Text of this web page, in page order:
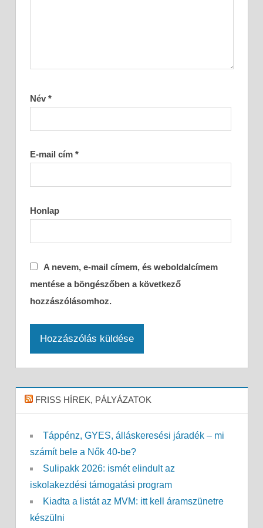
Név *
E-mail cím *
Honlap
A nevem, e-mail címem, és weboldalcímem
mentése a böngészőben a következő
hozzászólásomhoz.
FRISS HÍREK, PÁLYÁZATOK
Táppénz, GYES, álláskeresési járadék – mi
számít bele a Nők 40-be?
Sulipakk 2026: ismét elindult az
iskolakezdési támogatási program
Kiadta a listát az MVM: itt kell áramszünetre
készülni